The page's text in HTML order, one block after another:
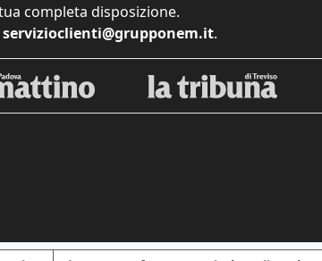
completa disposizione.
servizioclienti@grupponem.it.